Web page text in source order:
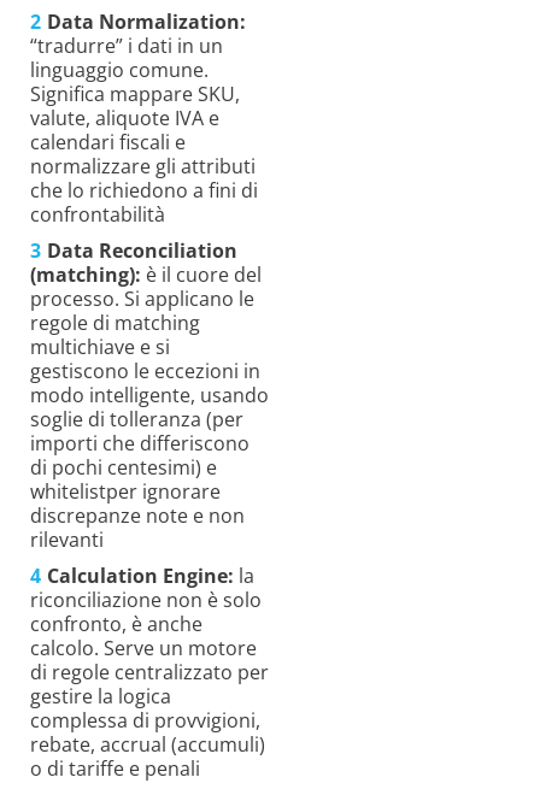
Data Normalization:
“tradurre” i dati in un
linguaggio comune.
Significa mappare SKU,
valute, aliquote IVA e
calendari fiscali e
normalizzare gli attributi
che lo richiedono a fini di
confrontabilità
Data Reconciliation
(matching): è il cuore del
processo. Si applicano le
regole di matching
multichiave e si
gestiscono le eccezioni in
modo intelligente, usando
soglie di tolleranza (per
importi che differiscono
di pochi centesimi) e
whitelistper ignorare
discrepanze note e non
rilevanti
Calculation Engine: la
riconciliazione non è solo
confronto, è anche
calcolo. Serve un motore
di regole centralizzato per
gestire la logica
complessa di provvigioni,
rebate, accrual (accumuli)
o di tariffe e penali